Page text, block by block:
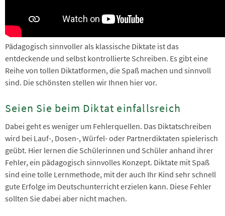
Pädagogisch sinnvoller als klassische Diktate ist das
entdeckende und selbst kontrollierte Schreiben. Es gibt eine
Reihe von tollen Diktatformen, die Spaß machen und sinnvoll
sind. Die schönsten stellen wir Ihnen hier vor.
Seien Sie beim Diktat einfallsreich
Dabei geht es weniger um Fehlerquellen. Das Diktatschreiben
wird bei Lauf-, Dosen-, Würfel- oder Partnerdiktaten spielerisch
geübt. Hier lernen die Schülerinnen und Schüler anhand ihrer
Fehler, ein pädagogisch sinnvolles Konzept. Diktate mit Spaß
sind eine tolle Lernmethode, mit der auch Ihr Kind sehr schnell
gute Erfolge im Deutschunterricht erzielen kann. Diese Fehler
sollten Sie dabei aber nicht machen.